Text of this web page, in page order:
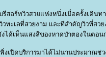
สอร์ทวิวสวยแห่งหนึ่งเมื่อครั้งเดินท
วทะเลที่สวยงาม และทีสำคัญวิวที่สว
ได้เห็นแสงสีของหาดป่าตองในตอน
งเปิดบริการมาได้ไม่นานประมาณช่